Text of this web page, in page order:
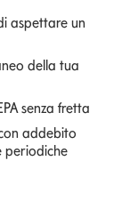
aspettare un
della tua
senza fretta
addebito
periodiche